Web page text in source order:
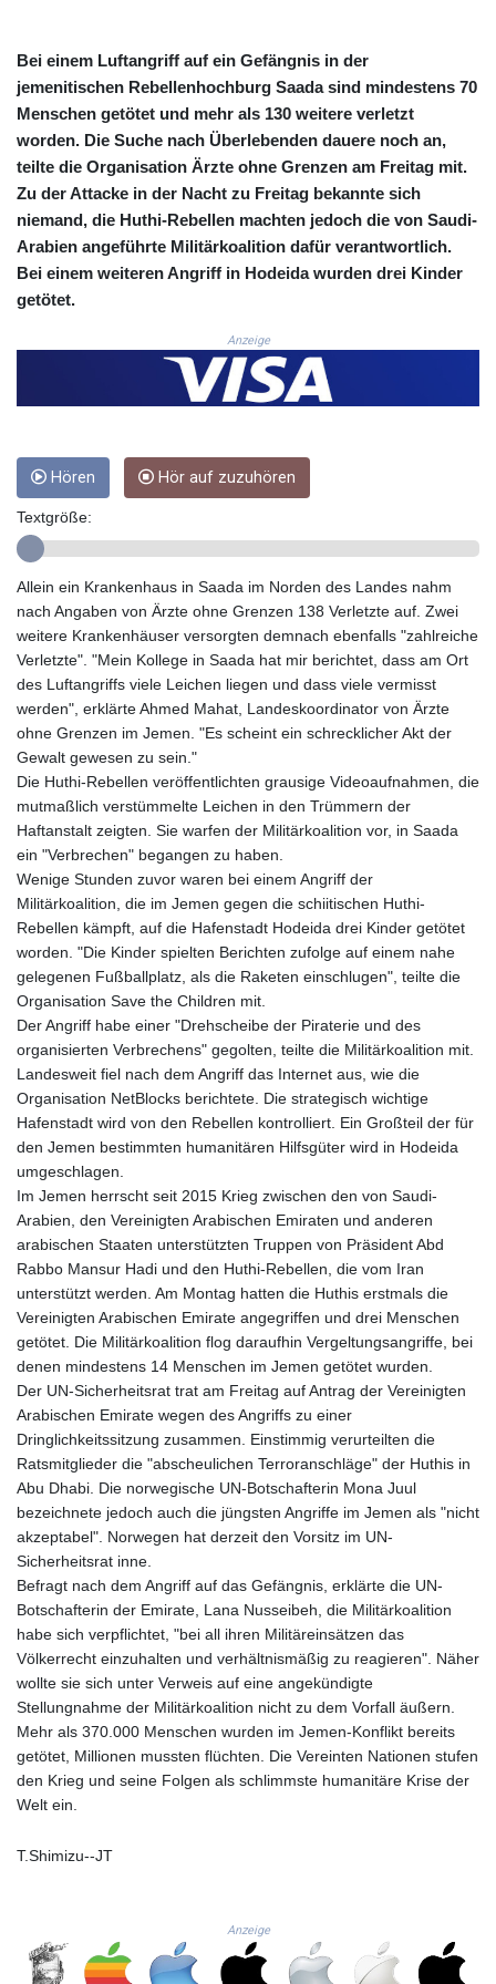
CUC 1.156136
CUP 30.637594
CVE 110.26363
CZK 24.258158
DJF 205.267449
DKK 7.477932
DOP 67.289164
DZD 152.967099
EGP 57.380687
FJD 2.553384
FKP 0.857252
GBP 0.858527
GEL 3.017966
GHS 13.526832
GIP 0.857252
10123.874202
GTQ 8.794891
GYD 241.157003
HKD 9.067746
HNL 30.895616
HRK 7.536622
HTG 150.718127
HUF 363.096405
20580.370421
ILS 3.468234
IMP 0.857252
INR 110.076256
IQD
1509.981237
IRR
1590322.371805
ISK 142.598215
JEP 0.857252
JMD 183.057725
JOD 0.819746
JPY 182.445186
KES 149.158147
KGS 101.104505
KHR
KMF 492.514185
KRW
1627.677557
KWD 0.356853
KYD 0.960588
KZT 540.233287
26025.676609
LBP
103223.017367
LKR 386.635196
LRD 208.057415
LSL 18.726567
LTL 3.413768
LVL 0.699335
MAD 10.743067
MDL 20.044751
MGA
4918.938878
MKD 61.524236
MMK
2427.363841
MNT
4157.293457
MXN 19.812061
MYR 4.728715
Bei einem Luftangriff auf ein Gefängnis in der
jemenitischen Rebellenhochburg Saada sind mindestens 70
Menschen getötet und mehr als 130 weitere verletzt
worden. Die Suche nach Überlebenden dauere noch an,
teilte die Organisation Ärzte ohne Grenzen am Freitag mit.
Zu der Attacke in der Nacht zu Freitag bekannte sich
niemand, die Huthi-Rebellen machten jedoch die von Saudi-
Arabien angeführte Militärkoalition dafür verantwortlich.
Bei einem weiteren Angriff in Hodeida wurden drei Kinder
getötet.
Anzeige
Hören Hör auf zuzuhören
Textgröße:
Allein ein Krankenhaus in Saada im Norden des Landes nahm
nach Angaben von Ärzte ohne Grenzen 138 Verletzte auf. Zwei
weitere Krankenhäuser versorgten demnach ebenfalls "zahlreiche
Verletzte". "Mein Kollege in Saada hat mir berichtet, dass am Ort
des Luftangriffs viele Leichen liegen und dass viele vermisst
werden", erklärte Ahmed Mahat, Landeskoordinator von Ärzte
ohne Grenzen im Jemen. "Es scheint ein schrecklicher Akt der
Gewalt gewesen zu sein."
Die Huthi-Rebellen veröffentlichten grausige Videoaufnahmen, die
mutmaßlich verstümmelte Leichen in den Trümmern der
Haftanstalt zeigten. Sie warfen der Militärkoalition vor, in Saada
ein "Verbrechen" begangen zu haben.
Wenige Stunden zuvor waren bei einem Angriff der
Militärkoalition, die im Jemen gegen die schiitischen Huthi-
Rebellen kämpft, auf die Hafenstadt Hodeida drei Kinder getötet
worden. "Die Kinder spielten Berichten zufolge auf einem nahe
gelegenen Fußballplatz, als die Raketen einschlugen", teilte die
Organisation Save the Children mit.
Der Angriff habe einer "Drehscheibe der Piraterie und des
organisierten Verbrechens" gegolten, teilte die Militärkoalition mit.
Landesweit fiel nach dem Angriff das Internet aus, wie die
Organisation NetBlocks berichtete. Die strategisch wichtige
Hafenstadt wird von den Rebellen kontrolliert. Ein Großteil der für
den Jemen bestimmten humanitären Hilfsgüter wird in Hodeida
umgeschlagen.
Im Jemen herrscht seit 2015 Krieg zwischen den von Saudi-
Arabien, den Vereinigten Arabischen Emiraten und anderen
arabischen Staaten unterstützten Truppen von Präsident Abd
Rabbo Mansur Hadi und den Huthi-Rebellen, die vom Iran
unterstützt werden. Am Montag hatten die Huthis erstmals die
Vereinigten Arabischen Emirate angegriffen und drei Menschen
getötet. Die Militärkoalition flog daraufhin Vergeltungsangriffe, bei
denen mindestens 14 Menschen im Jemen getötet wurden.
Der UN-Sicherheitsrat trat am Freitag auf Antrag der Vereinigten
Arabischen Emirate wegen des Angriffs zu einer
Dringlichkeitssitzung zusammen. Einstimmig verurteilten die
Ratsmitglieder die "abscheulichen Terroranschläge" der Huthis in
Abu Dhabi. Die norwegische UN-Botschafterin Mona Juul
bezeichnete jedoch auch die jüngsten Angriffe im Jemen als "nicht
akzeptabel". Norwegen hat derzeit den Vorsitz im UN-
Sicherheitsrat inne.
Befragt nach dem Angriff auf das Gefängnis, erklärte die UN-
Botschafterin der Emirate, Lana Nusseibeh, die Militärkoalition
habe sich verpflichtet, "bei all ihren Militäreinsätzen das
Völkerrecht einzuhalten und verhältnismäßig zu reagieren". Näher
wollte sie sich unter Verweis auf eine angekündigte
Stellungnahme der Militärkoalition nicht zu dem Vorfall äußern.
Mehr als 370.000 Menschen wurden im Jemen-Konflikt bereits
getötet, Millionen mussten flüchten. Die Vereinten Nationen stufen
den Krieg und seine Folgen als schlimmste humanitäre Krise der
Welt ein.
T.Shimizu--JT
Anzeige